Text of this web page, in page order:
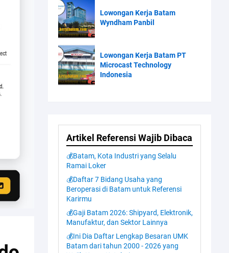
Lowongan Kerja Batam
Wyndham Panbil
Lowongan Kerja Batam PT
Microcast Technology
Indonesia
Artikel Referensi Wajib Dibaca
💰Batam, Kota Industri yang Selalu
Ramai Loker
💰Daftar 7 Bidang Usaha yang
Beroperasi di Batam untuk Referensi
Karirmu
💰Gaji Batam 2026: Shipyard, Elektronik,
Manufaktur, dan Sektor Lainnya
💰Ini Dia Daftar Lengkap Besaran UMK
Batam dari tahun 2000 - 2026 yang